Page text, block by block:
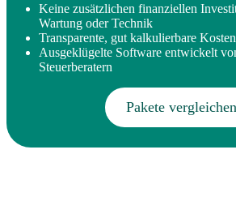
Keine zusätzlichen finanziellen
Wartung oder Technik
Transparente, gut kalkulierbare Kosten
Ausgeklügelte Software entwickelt
Steuerberatern
Pakete vergleichen